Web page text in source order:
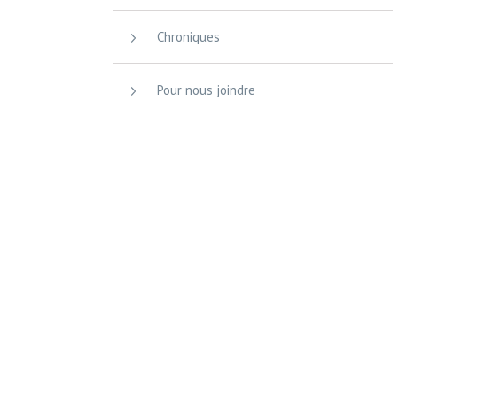
Chroniques
Pour nous joindre